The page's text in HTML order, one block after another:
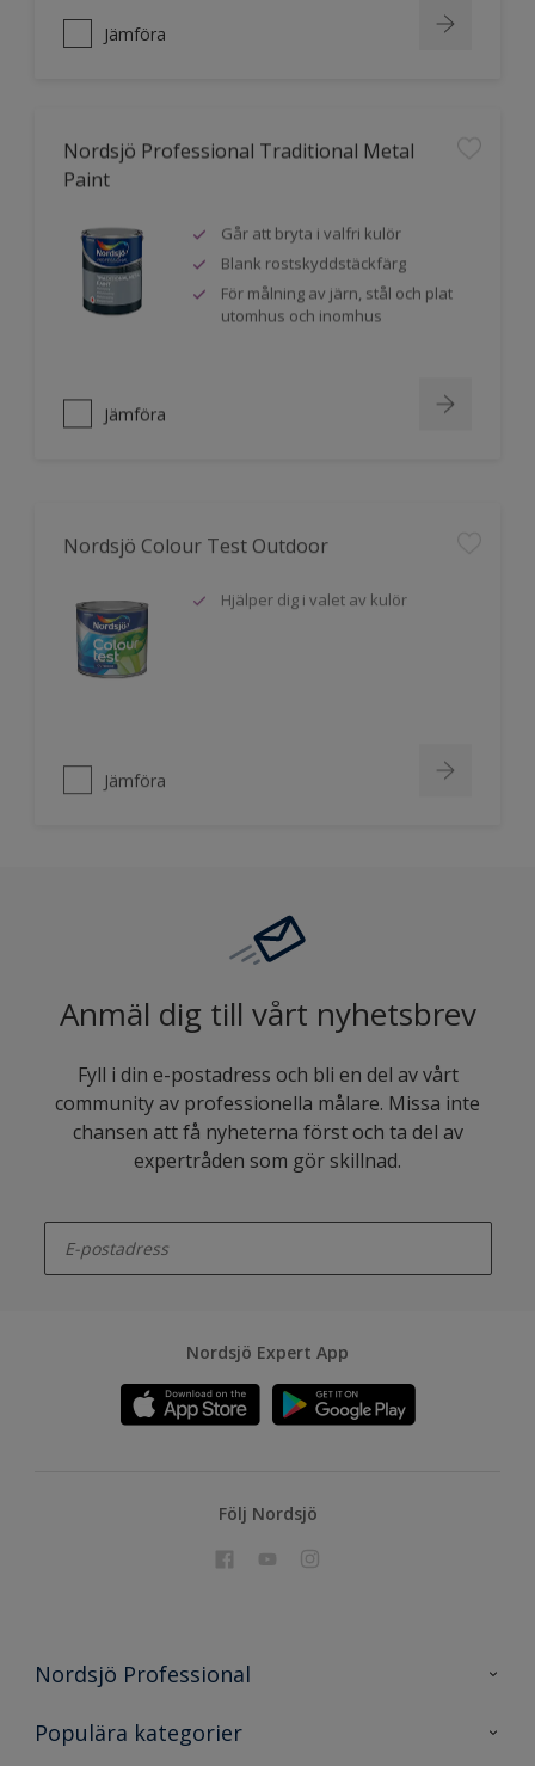
Jämföra
Nordsjö Professional Traditional Metal
Paint
Går att bryta i valfri kulör
Blank rostskyddstäckfärg
För målning av järn, stål och plat
utomhus och inomhus
Jämföra
Anmäl dig till vårt nyhetsbrev
Fyll i din e-postadress och bli en del av vårt
community av professionella målare. Missa inte
chansen att få nyheterna först och ta del av
expertråden som gör skillnad.
Nordsjö Expert App
Följ Nordsjö
Nordsjö Professional
Kontakta oss
Populära kategorier